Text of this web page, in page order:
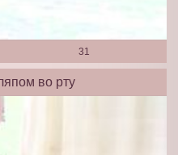
31
во рту